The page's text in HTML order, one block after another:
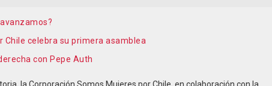
Chile celebra su primera asamblea
con Pepe Auth
la Corporación Somos Mujeres por Chile, en colaboración con la